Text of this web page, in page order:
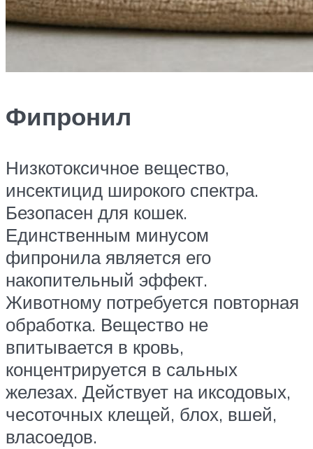
Фипронил
Низкотоксичное вещество,
инсектицид широкого спектра.
Безопасен для кошек.
Единственным минусом
фипронила является его
накопительный эффект.
Животному потребуется повторная
обработка. Вещество не
впитывается в кровь,
концентрируется в сальных
железах. Действует на иксодовых,
чесоточных клещей, блох, вшей,
власоедов.